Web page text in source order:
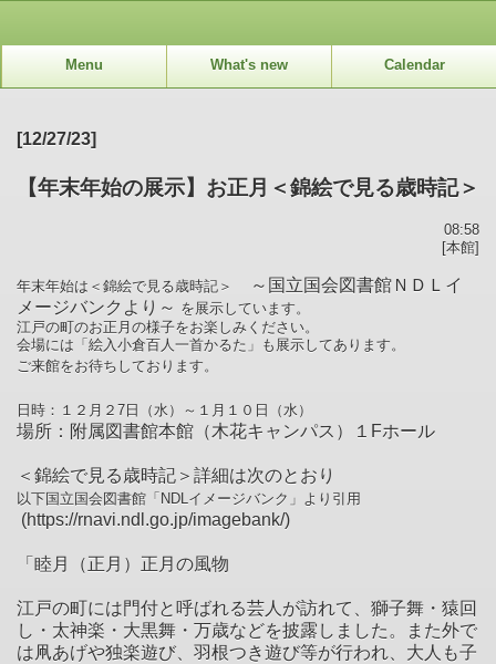
Menu What's new Calendar
[12/27/23]
【年末年始の展示】お正月＜錦絵で見る歳時記＞
08:58
[本館]
年末年始は＜錦絵で見る歳時記＞
～国立国会図書館ＮＤＬイ
メージバンクより～ を展示しています。
江戸の町のお正月の様子をお楽しみください。
会場には「絵入小倉百人一首かるた」も展示してあります。
ご来館をお待ちしております。
日時：１２月２7日（水）～１月１０日（水）
場所：附属図書館本館（木花キャンパス）１Fホール
＜錦絵で見る歳時記＞詳細は次のとおり
以下国立国会図書館「NDLイメージバンク」より引用
(https://rnavi.ndl.go.jp/imagebank/)
「睦月（正月）正月の風物
江戸の町には門付と呼ばれる芸人が訪れて、獅子舞・猿回
し・太神楽・大黒舞・万歳などを披露しました。また外で
は凧あげや独楽遊び、羽根つき遊び等が行われ、大人も子